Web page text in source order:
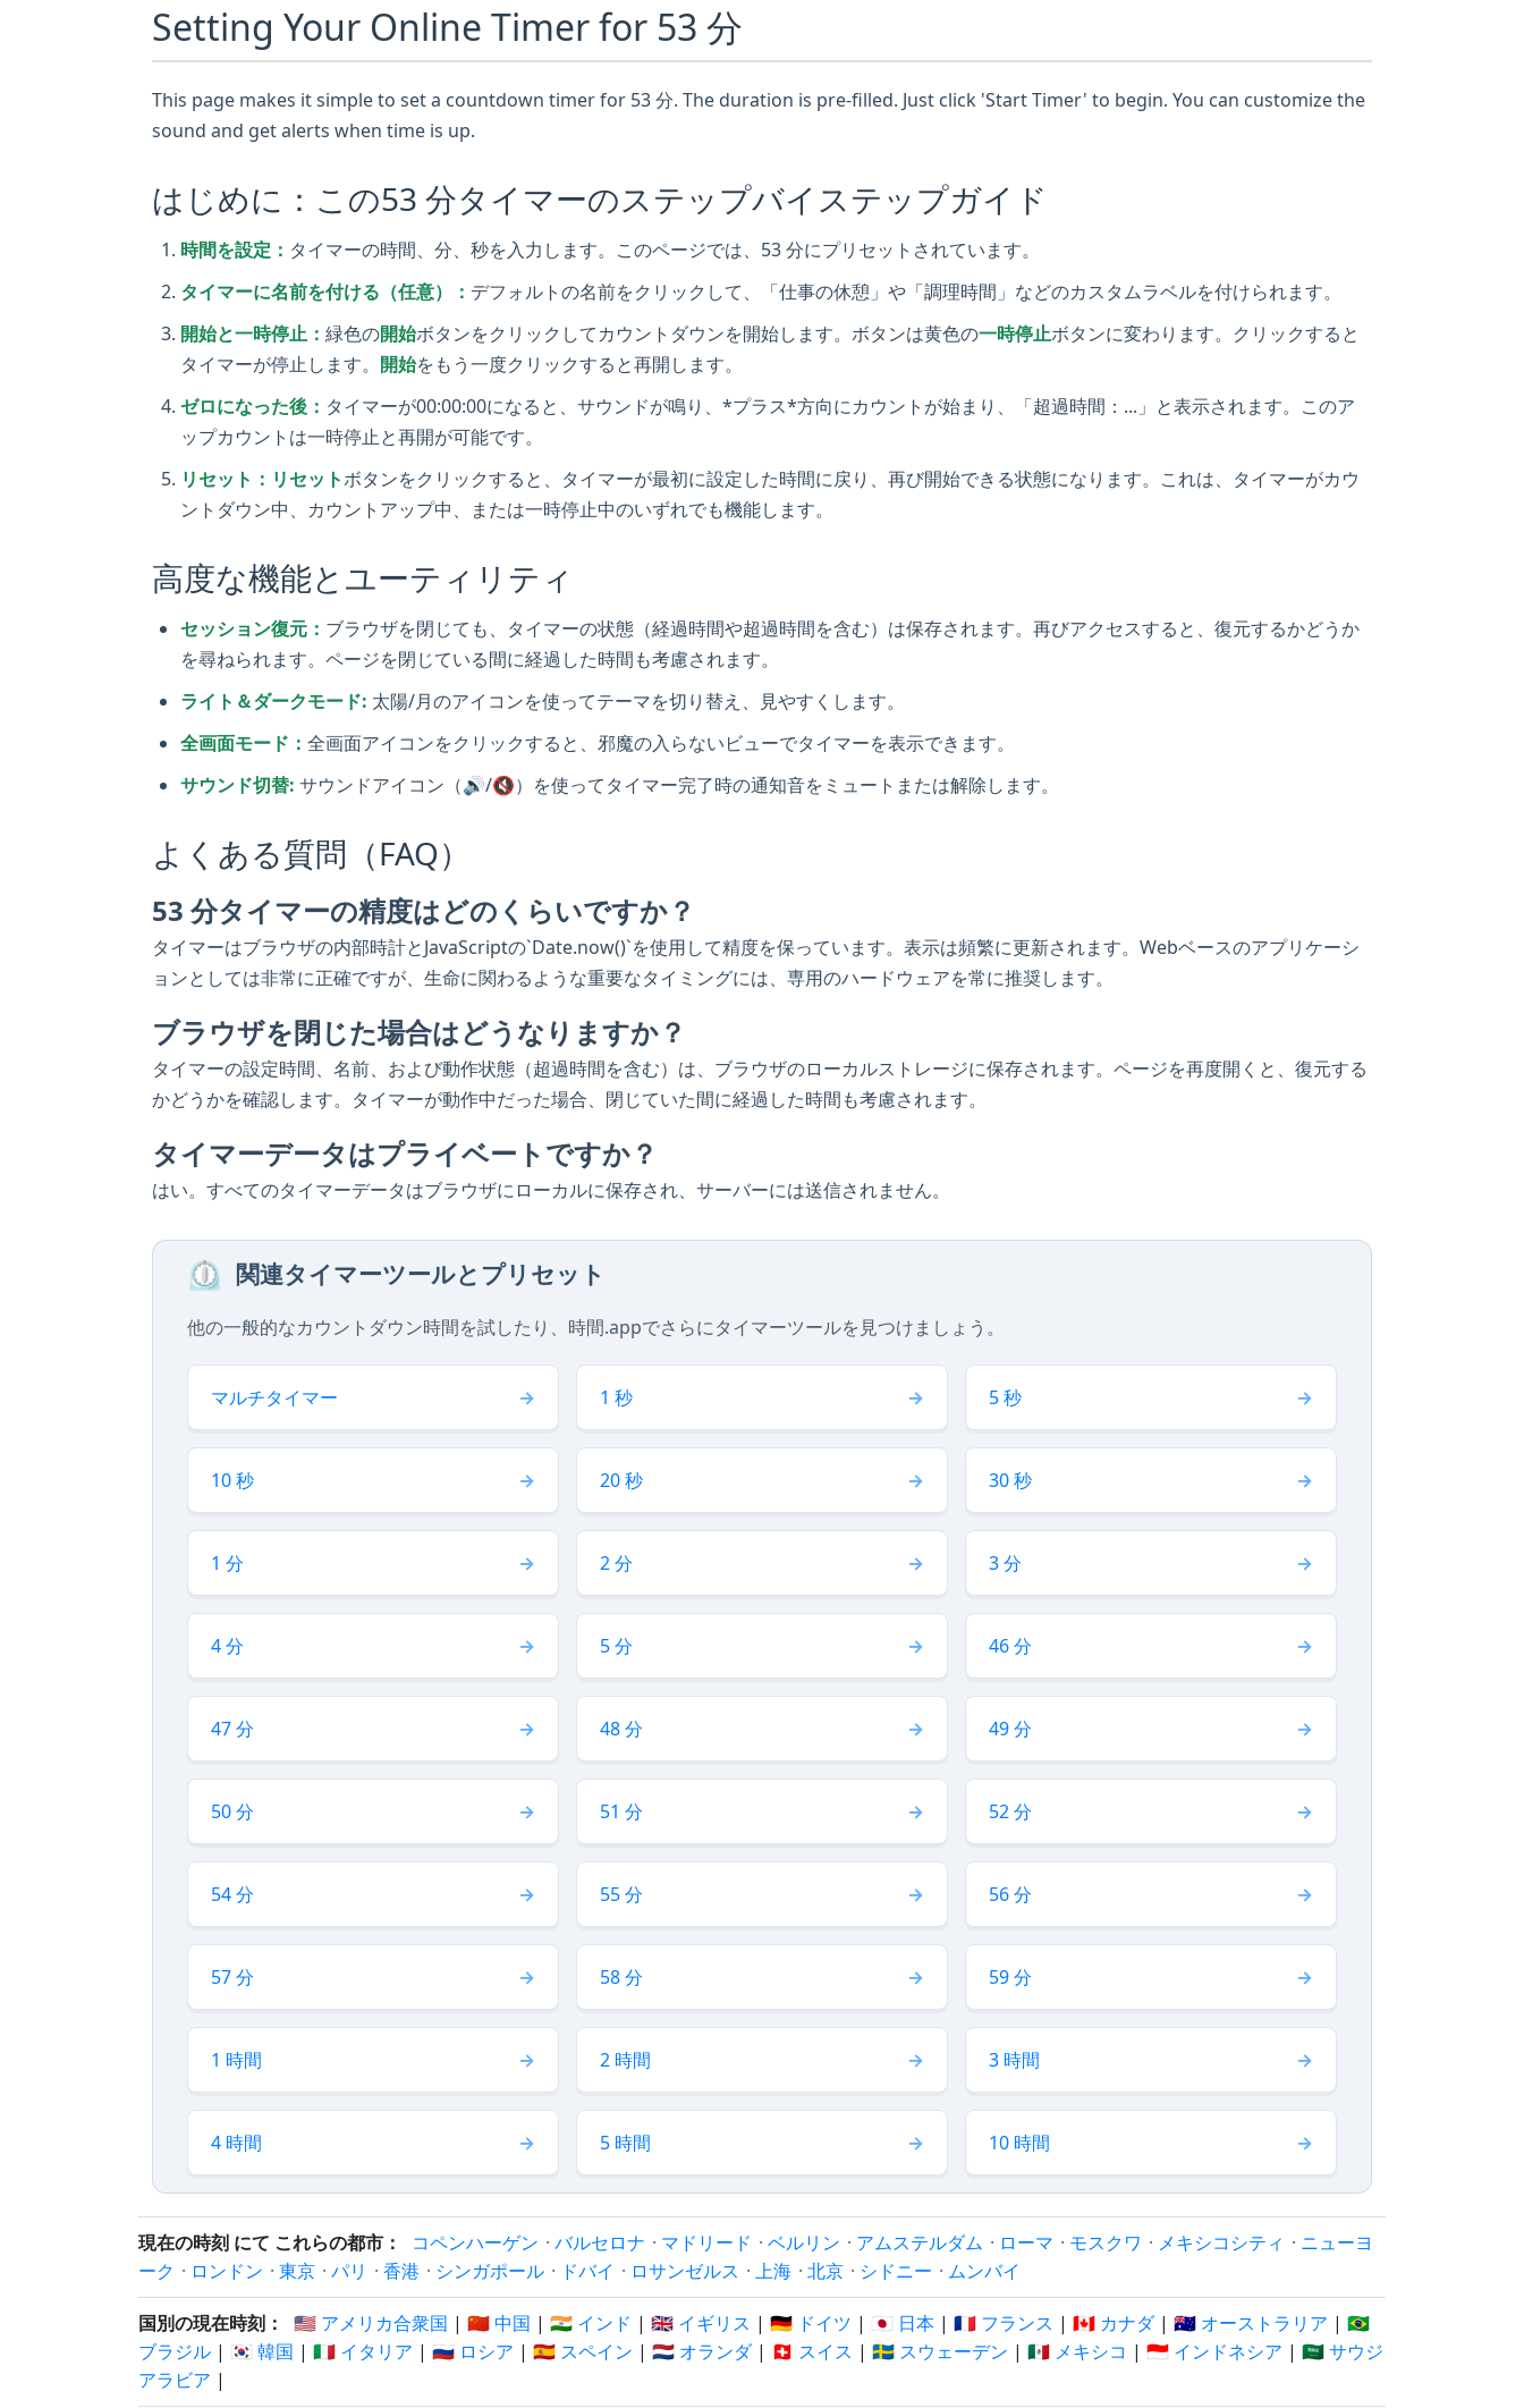
Setting Your Online Timer for 53 分
This page makes it simple to set a countdown timer for 53 分. The duration is pre-filled. Just click 'Start Timer' to begin. You can customize the
sound and get alerts when time is up.
はじめに：この53 分タイマーのステップバイステップガイド
時間を設定： タイマーの時間、分、秒を入力します。このページでは、53 分にプリセットされています。
タイマーに名前を付ける（任意）： デフォルトの名前をクリックして、「仕事の休憩」や「調理時間」などのカスタムラベルを付けられます。
開始と一時停止： 緑色の開始ボタンをクリックしてカウントダウンを開始します。ボタンは黄色の一時停止ボタンに変わります。クリックすると
タイマーが停止します。 開始をもう一度クリックすると再開します。
ゼロになった後： タイマーが00:00:00になると、サウンドが鳴り、*プラス*方向にカウントが始まり、「超過時間：...」と表示されます。このア
ップカウントは一時停止と再開が可能です。
リセット： リセットボタンをクリックすると、タイマーが最初に設定した時間に戻り、再び開始できる状態になります。これは、タイマーがカウ
ントダウン中、カウントアップ中、または一時停止中のいずれでも機能します。
高度な機能とユーティリティ
セッション復元： ブラウザを閉じても、タイマーの状態（経過時間や超過時間を含む）は保存されます。再びアクセスすると、復元するかどうか
を尋ねられます。ページを閉じている間に経過した時間も考慮されます。
ライト＆ダークモード: 太陽/月のアイコンを使ってテーマを切り替え、見やすくします。
全画面モード： 全画面アイコンをクリックすると、邪魔の入らないビューでタイマーを表示できます。
サウンド切替: サウンドアイコン（🔊/🔇）を使ってタイマー完了時の通知音をミュートまたは解除します。
よくある質問（FAQ）
53 分タイマーの精度はどのくらいですか？
タイマーはブラウザの内部時計とJavaScriptの`Date.now()`を使用して精度を保っています。表示は頻繁に更新されます。Webベースのアプリケーシ
ョンとしては非常に正確ですが、生命に関わるような重要なタイミングには、専用のハードウェアを常に推奨します。
ブラウザを閉じた場合はどうなりますか？
タイマーの設定時間、名前、および動作状態（超過時間を含む）は、ブラウザのローカルストレージに保存されます。ページを再度開くと、復元する
かどうかを確認します。タイマーが動作中だった場合、閉じていた間に経過した時間も考慮されます。
タイマーデータはプライベートですか？
はい。すべてのタイマーデータはブラウザにローカルに保存され、サーバーには送信されません。
⏲️ 関連タイマーツールとプリセット
他の一般的なカウントダウン時間を試したり、時間.appでさらにタイマーツールを見つけましょう。
マルチタイマー 1 秒 5 秒
10 秒 20 秒 30 秒
1 分 2 分 3 分
4 分 5 分 46 分
47 分 48 分 49 分
50 分 51 分 52 分
54 分 55 分 56 分
57 分 58 分 59 分
1 時間 2 時間 3 時間
4 時間 5 時間 10 時間
現在の時刻 にて これらの都市： コペンハーゲン · バルセロナ · マドリード · ベルリン · アムステルダム · ローマ · モスクワ · メキシコシティ · ニューヨ
ーク · ロンドン · 東京 · パリ · 香港 · シンガポール · ドバイ · ロサンゼルス · 上海 · 北京 · シドニー · ムンバイ
国別の現在時刻： 🇺🇸 アメリカ合衆国 | 🇨🇳 中国 | 🇮🇳 インド | 🇬🇧 イギリス | 🇩🇪 ドイツ | 🇯🇵 日本 | 🇫🇷 フランス | 🇨🇦 カナダ| 🇦🇺 オーストラリア | 🇧🇷
ブラジル | 🇰🇷 韓国 | 🇮🇹 イタリア | 🇷🇺 ロシア | 🇪🇸 スペイン | 🇳🇱 オランダ| 🇨🇭 スイス | 🇸🇪 スウェーデン | 🇲🇽 メキシコ | 🇮🇩 インドネシア | 🇸🇦 サウジ
アラビア |